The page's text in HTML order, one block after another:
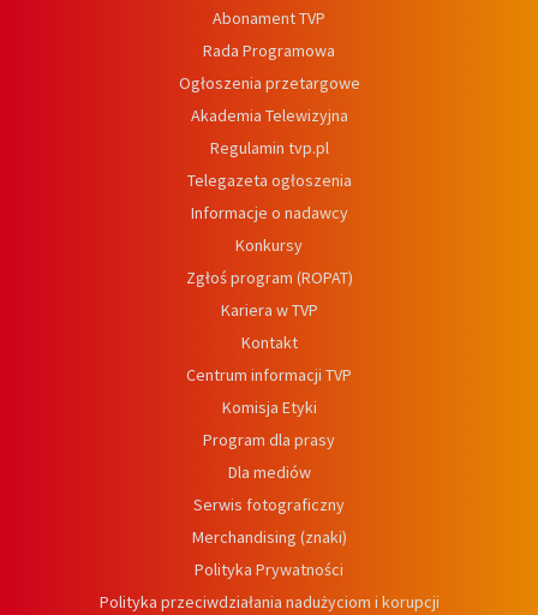
Abonament TVP
Rada Programowa
Ogłoszenia przetargowe
Akademia Telewizyjna
Regulamin tvp.pl
Telegazeta ogłoszenia
Informacje o nadawcy
Konkursy
Zgłoś program (ROPAT)
Kariera w TVP
Kontakt
Centrum informacji TVP
Komisja Etyki
Program dla prasy
Dla mediów
Serwis fotograficzny
Merchandising (znaki)
Polityka Prywatności
Polityka przeciwdziałania nadużyciom i korupcji